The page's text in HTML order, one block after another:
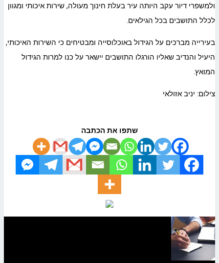
ולמשפרי דיור עקב היותה עיר בעלת חינוך מעולה, שירות איכותי ומגוון
לכלל התושבים בכל הגילאים.
בעירייה מברכים על הגידול באוכלוסייה ומבטיחים כי השירות האיכותי,
היעיל והנדיב שאליו הורגלו התושבים יישאר על כנו למרות הגידול
המואץ.
צילום: יניב אזולאי
שתפו את הכתבה